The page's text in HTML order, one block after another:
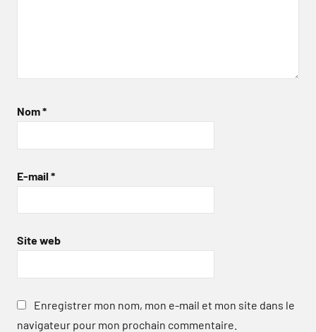
Nom*
E-mail *
Site web
Enregistrer mon nom, mon e-mail et mon site dans le
navigateur pour mon prochain commentaire.